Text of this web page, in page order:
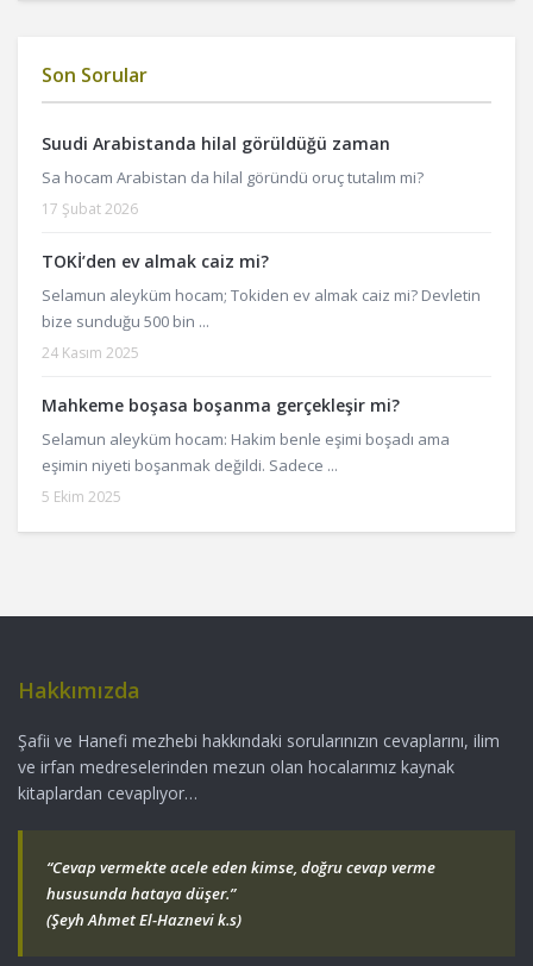
Son Sorular
Suudi Arabistanda hilal görüldüğü zaman
Sa hocam Arabistan da hilal göründü oruç tutalım mi?
17 Şubat 2026
TOKİ’den ev almak caiz mi?
Selamun aleyküm hocam; Tokiden ev almak caiz mi? Devletin
bize sunduğu 500 bin ...
24 Kasım 2025
Mahkeme boşasa boşanma gerçekleşir mi?
Selamun aleyküm hocam: Hakim benle eşimi boşadı ama
eşimin niyeti boşanmak değildi. Sadece ...
5 Ekim 2025
Hakkımızda
Şafii ve Hanefi mezhebi hakkındaki sorularınızın cevaplarını, ilim
ve irfan medreselerinden mezun olan hocalarımız kaynak
kitaplardan cevaplıyor…
“Cevap vermekte acele eden kimse, doğru cevap verme
hususunda hataya düşer.”
(Şeyh Ahmet El-Haznevi k.s)